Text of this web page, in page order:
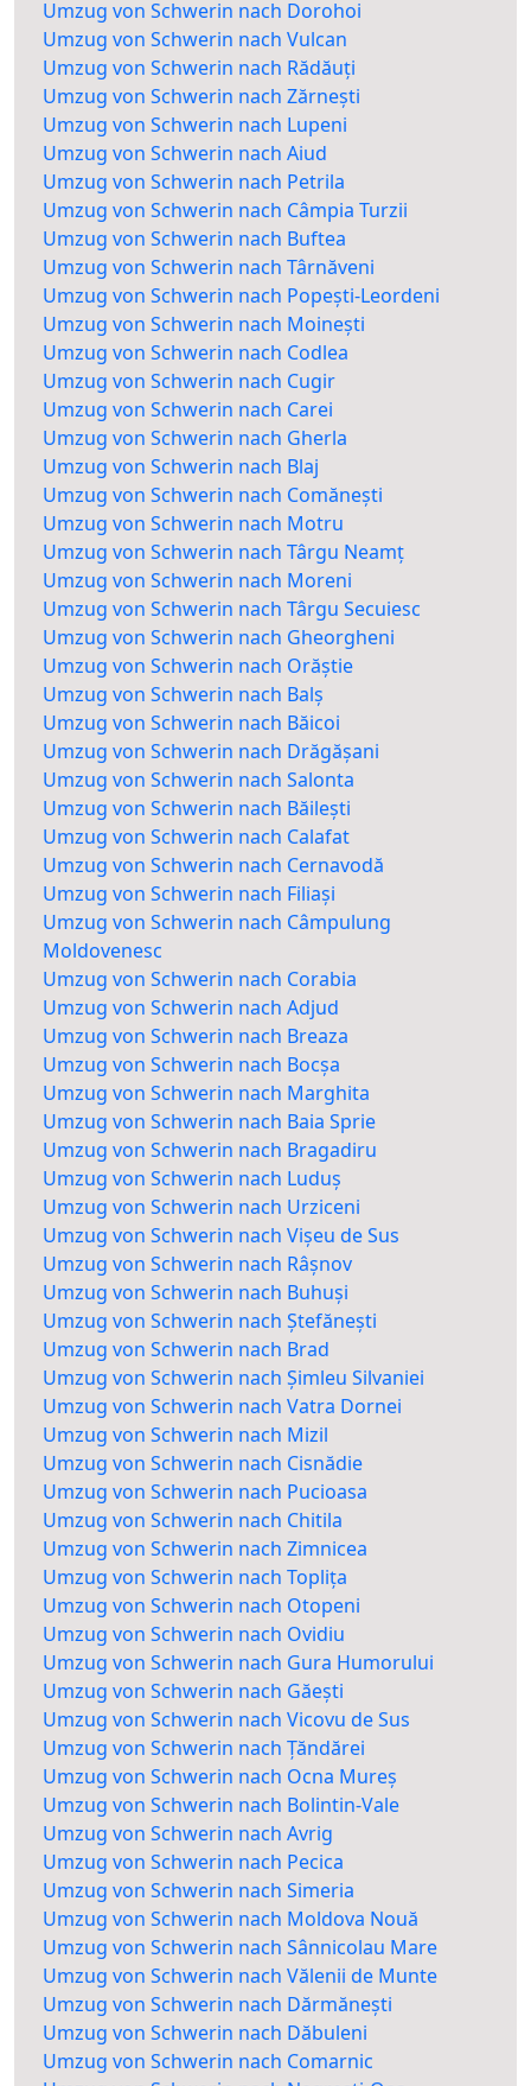
Umzug von Schwerin nach Dorohoi
Umzug von Schwerin nach Vulcan
Umzug von Schwerin nach Rădăuți
Umzug von Schwerin nach Zărnești
Umzug von Schwerin nach Lupeni
Umzug von Schwerin nach Aiud
Umzug von Schwerin nach Petrila
Umzug von Schwerin nach Câmpia Turzii
Umzug von Schwerin nach Buftea
Umzug von Schwerin nach Târnăveni
Umzug von Schwerin nach Popești-Leordeni
Umzug von Schwerin nach Moinești
Umzug von Schwerin nach Codlea
Umzug von Schwerin nach Cugir
Umzug von Schwerin nach Carei
Umzug von Schwerin nach Gherla
Umzug von Schwerin nach Blaj
Umzug von Schwerin nach Comănești
Umzug von Schwerin nach Motru
Umzug von Schwerin nach Târgu Neamț
Umzug von Schwerin nach Moreni
Umzug von Schwerin nach Târgu Secuiesc
Umzug von Schwerin nach Gheorgheni
Umzug von Schwerin nach Orăștie
Umzug von Schwerin nach Balș
Umzug von Schwerin nach Băicoi
Umzug von Schwerin nach Drăgășani
Umzug von Schwerin nach Salonta
Umzug von Schwerin nach Băilești
Umzug von Schwerin nach Calafat
Umzug von Schwerin nach Cernavodă
Umzug von Schwerin nach Filiași
Umzug von Schwerin nach Câmpulung
Moldovenesc
Umzug von Schwerin nach Corabia
Umzug von Schwerin nach Adjud
Umzug von Schwerin nach Breaza
Umzug von Schwerin nach Bocșa
Umzug von Schwerin nach Marghita
Umzug von Schwerin nach Baia Sprie
Umzug von Schwerin nach Bragadiru
Umzug von Schwerin nach Luduș
Umzug von Schwerin nach Urziceni
Umzug von Schwerin nach Vișeu de Sus
Umzug von Schwerin nach Râșnov
Umzug von Schwerin nach Buhuși
Umzug von Schwerin nach Ștefănești
Umzug von Schwerin nach Brad
Umzug von Schwerin nach Șimleu Silvaniei
Umzug von Schwerin nach Vatra Dornei
Umzug von Schwerin nach Mizil
Umzug von Schwerin nach Cisnădie
Umzug von Schwerin nach Pucioasa
Umzug von Schwerin nach Chitila
Umzug von Schwerin nach Zimnicea
Umzug von Schwerin nach Toplița
Umzug von Schwerin nach Otopeni
Umzug von Schwerin nach Ovidiu
Umzug von Schwerin nach Gura Humorului
Umzug von Schwerin nach Găești
Umzug von Schwerin nach Vicovu de Sus
Umzug von Schwerin nach Țăndărei
Umzug von Schwerin nach Ocna Mureș
Umzug von Schwerin nach Bolintin-Vale
Umzug von Schwerin nach Avrig
Umzug von Schwerin nach Pecica
Umzug von Schwerin nach Simeria
Umzug von Schwerin nach Moldova Nouă
Umzug von Schwerin nach Sânnicolau Mare
Umzug von Schwerin nach Vălenii de Munte
Umzug von Schwerin nach Dărmănești
Umzug von Schwerin nach Dăbuleni
Umzug von Schwerin nach Comarnic